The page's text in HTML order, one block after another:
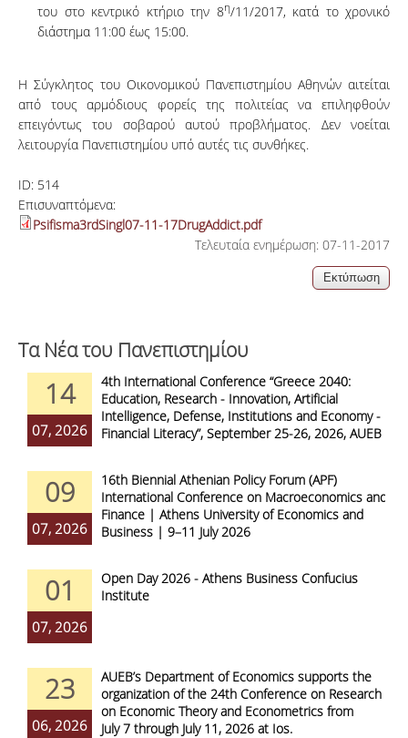
του στο κεντρικό κτήριο την 8η/11/2017, κατά το χρονικό
διάστημα 11:00 έως 15:00.
Η Σύγκλητος του Οικονομικού Πανεπιστημίου Αθηνών αιτείται
από τους αρμόδιους φορείς της πολιτείας να επιληφθούν
επειγόντως του σοβαρού αυτού προβλήματος. Δεν νοείται
λειτουργία Πανεπιστημίου υπό αυτές τις συνθήκες.
ID: 514
Επισυναπτόμενα:
Psifisma3rdSingl07-11-17DrugAddict.pdf
Τελευταία ενημέρωση: 07-11-2017
Τα Νέα του Πανεπιστημίου
14
07, 2026
4th International Conference “Greece 2040:
Education, Research - Innovation, Artificial
Intelligence, Defense, Institutions and Economy -
Financial Literacy”, September 25-26, 2026, AUEB
09
07, 2026
16th Biennial Athenian Policy Forum (APF)
International Conference on Macroeconomics and
Finance | Athens University of Economics and
Business | 9–11 July 2026
01
07, 2026
Open Day 2026 - Athens Business Confucius
Institute
23
06, 2026
AUEB’s Department of Economics supports the
organization of the 24th Conference on Research
on Economic Theory and Econometrics from
July 7 through July 11, 2026 at Ios.